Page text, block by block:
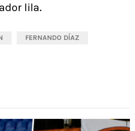
lila.
FERNANDO DÍAZ